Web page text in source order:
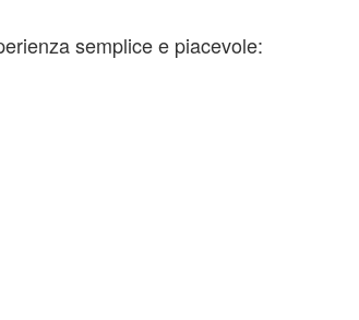
semplice e piacevole: